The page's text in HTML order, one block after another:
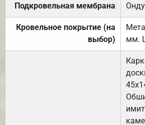
Подкровельная мембрана
Кровельное покрытие (на
выбор)
мм.